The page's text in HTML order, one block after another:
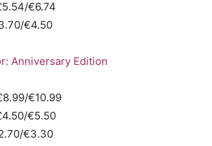
€6.74
€4.50
Anniversary Edition
€10.99
€5.50
€3.30